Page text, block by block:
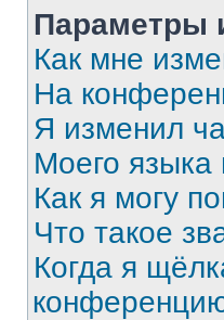
Параметры
Как мне
На
Я изменил
Моего языка
Как я могу
Что такое
Когда я